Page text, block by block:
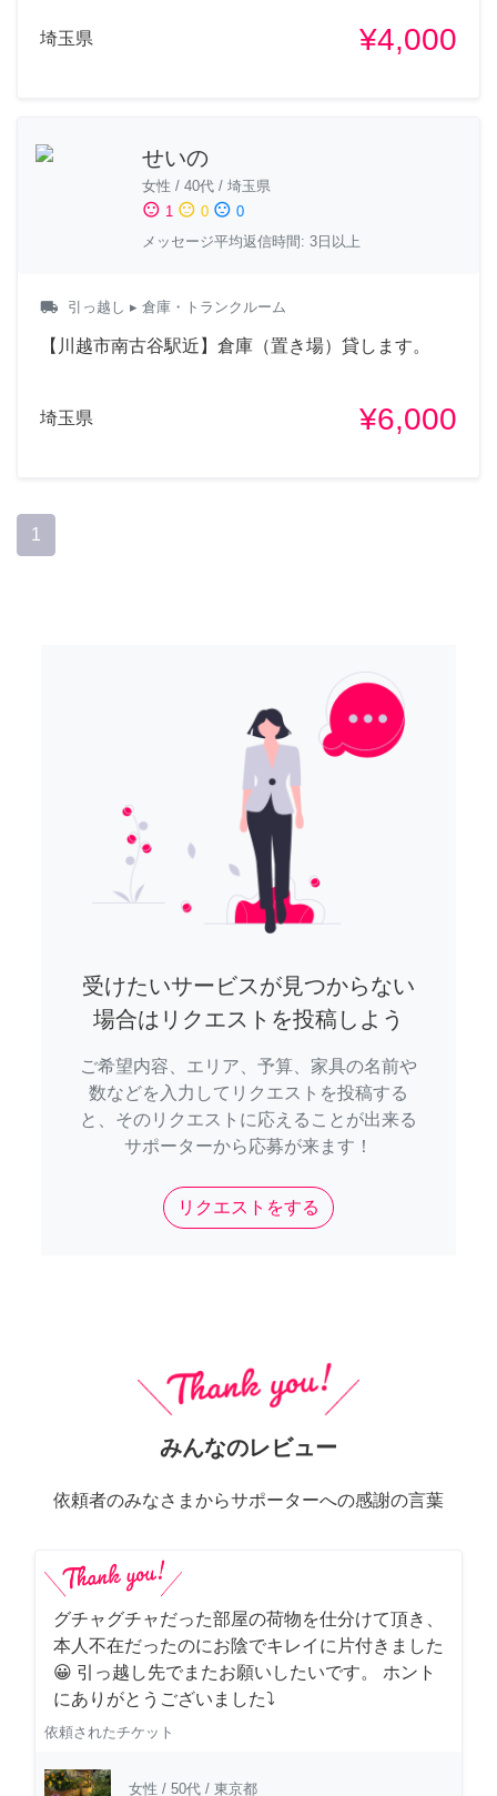
埼玉県 ¥4,000
せいの
女性 / 40代 / 埼玉県
sentiment_satisfied 1 sentiment_neutral 0 sentiment_dissatisfied 0
メッセージ平均返信時間: 3日以上
local_shipping 引っ越し ▸ 倉庫・トランクルーム
【川越市南古谷駅近】倉庫（置き場）貸します。
埼玉県 ¥6,000
1
受けたいサービスが見つからない
場合はリクエストを投稿しよう
ご希望内容、エリア、予算、家具の名前や
数などを入力してリクエストを投稿する
と、そのリクエストに応えることが出来る
サポーターから応募が来ます！
リクエストをする
みんなのレビュー
依頼者のみなさまからサポーターへの感謝の言葉
グチャグチャだった部屋の荷物を仕分けて頂き、
本人不在だったのにお陰でキレイに片付きました
😀 引っ越し先でまたお願いしたいです。 ホント
にありがとうございました⤵
依頼されたチケット
女性 / 50代 / 東京都